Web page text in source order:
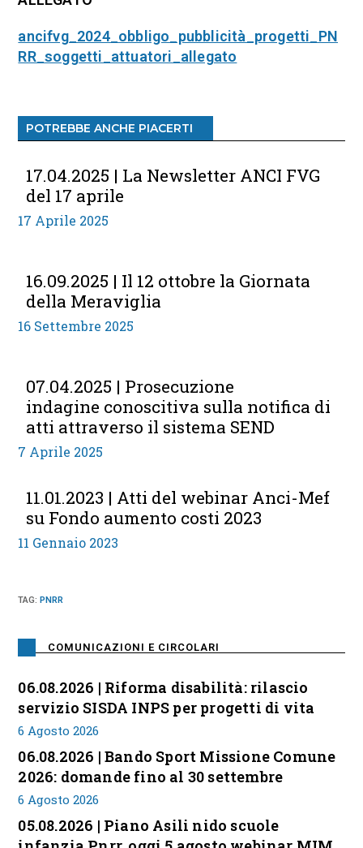
ancifvg_2024_obbligo_pubblicità_progetti_PN
RR_soggetti_attuatori_allegato
POTREBBE ANCHE PIACERTI
17.04.2025 | La Newsletter ANCI FVG
del 17 aprile
17 Aprile 2025
16.09.2025 | Il 12 ottobre la Giornata
della Meraviglia
16 Settembre 2025
07.04.2025 | Prosecuzione
indagine conoscitiva sulla notifica di
atti attraverso il sistema SEND
7 Aprile 2025
11.01.2023 | Atti del webinar Anci-Mef
su Fondo aumento costi 2023
11 Gennaio 2023
TAG:PNRR
COMUNICAZIONI E CIRCOLARI
06.08.2026 | Riforma disabilità: rilascio
servizio SISDA INPS per progetti di vita
6 Agosto 2026
06.08.2026 | Bando Sport Missione Comune
2026: domande fino al 30 settembre
6 Agosto 2026
05.08.2026 | Piano Asili nido scuole